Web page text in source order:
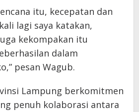
itu, kecepatan dan
lagi saya katakan,
kekompakan itu
dalam
pesan Wagub.
Lampung berkomitmen
penuh kolaborasi antara